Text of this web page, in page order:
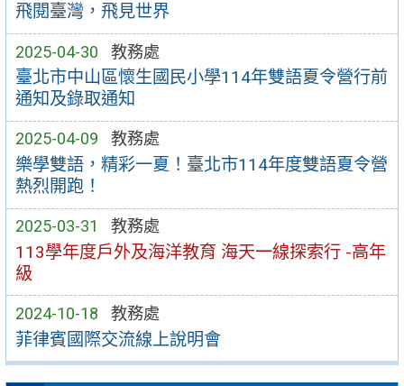
飛閱臺灣，飛見世界
2025-04-30 教務處
臺北市中山區懷生國民小學114年雙語夏令營行前
通知及錄取通知
2025-04-09 教務處
樂學雙語，精彩一夏！臺北市114年度雙語夏令營
熱烈開跑！
2025-03-31 教務處
113學年度戶外及海洋教育 海天一線探索行 -高年
級
2024-10-18 教務處
菲律賓國際交流線上說明會